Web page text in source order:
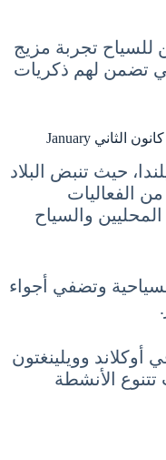
للسياح تجربة مزيج
تضمن لهم ذكريات
حيث تنبض البلاد
الفعاليات
والسياح
وتضفي أجواء
أوكلاند وويلينغتون
الأنشطة